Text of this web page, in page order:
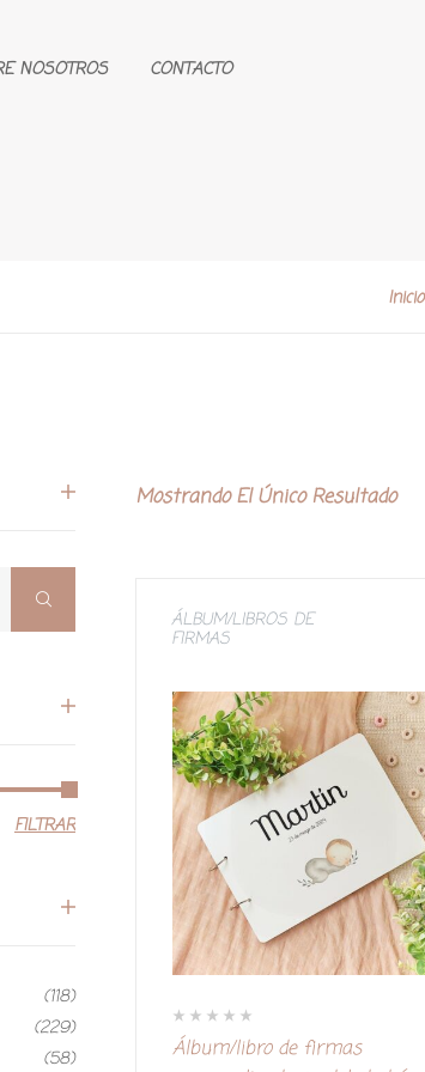
NOSOTROS CONTACTO
Inicio
Mostrando El Único Resultado
ÁLBUM/LIBROS DE
FIRMAS
Álbum/libro de firmas
a
FILTRAR
(118)
(229)
(58)